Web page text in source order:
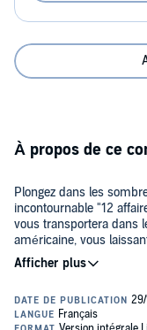
À propos de ce
Plongez dans les
incontournable "12
vous transportera dans
américaine, vous
les secrets troublants
poubelle et préparez-
saisissante qui vous
l'Amérique et vous
Patrick Wayne Kearney